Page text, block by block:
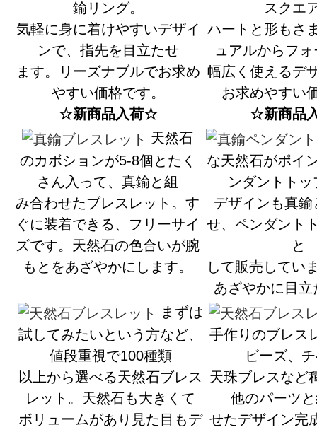
鍮リング。
気軽に身に着けやすいデザイ
ンで、指先を目立たせ
ます。リーズナブルでお求め
やすい価格です。
☆新商品入荷☆
スクエ
ハートと形もさ
ュアルからフ
幅広く使えるデ
お求めやすい
☆新商品
天然石
のカボションが5-8個とたく
さん入って、真鍮と組
み合わせたブレスレット。す
ぐに装着できる、フリーサイ
ズです。天然石の色合いが腕
もとをあざやかにします。
な天然石がポイ
ンダントト
デザインも真
せ、ペンダント
と
して販売してい
あざやかに目
まずは
試してみたいという方など、
値段重視で100種類
以上から選べる天然石ブレス
レット。天然石も大きくて
ボリュームがあり見た目もデ
手作りのブレス
ビーズ、
天珠ブレスなど
他のパーツ
せたデザイン完